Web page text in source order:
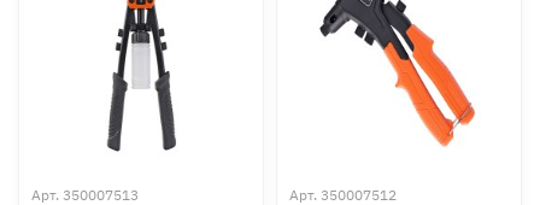
Арт. 350007513 Арт. 350007512